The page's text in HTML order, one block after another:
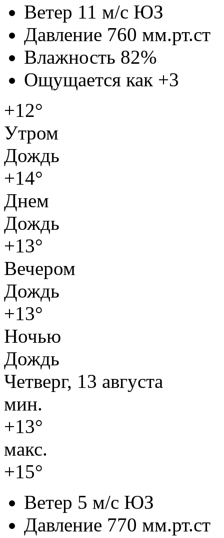
Ветер 11 м/с ЮЗ
Давление 760 мм.рт.ст
Влажность 82%
Ощущается как +3
+12°
Утром
Дождь
+14°
Днем
Дождь
+13°
Вечером
Дождь
+13°
Ночью
Дождь
Четверг, 13 августа
мин.
+13°
макс.
+15°
Ветер 5 м/с ЮЗ
Давление 770 мм.рт.ст